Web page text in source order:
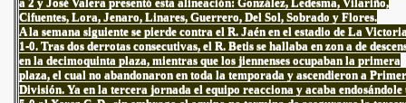
Cifuentes, Lora, Jenaro, Linares, Guerrero, Del Sol, Sobrado y Flores.
A la semana siguiente se pierde contra el R. Jaén en el estadio de La
1-0. Tras dos derrotas consecutivas, el R. Betis se hallaba en zon a de
en la decimoquinta plaza, mientras que los jiennenses ocupaban la primera
plaza, el cual no abandonaron en toda la temporada y ascendieron a
División. Ya en la tercera jornada el equipo reacciona y acaba endosándole